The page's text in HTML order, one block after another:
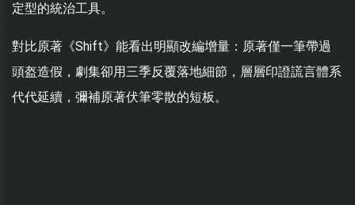
定型的統治工具。
對比原著《Shift》能看出明顯改編增量：原著僅一筆帶過
頭盔造假，劇集卻用三季反覆落地細節，層層印證謊言體系
代代延續，彌補原著伏筆零散的短板。